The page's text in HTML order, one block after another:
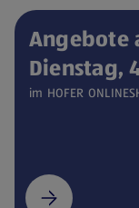
Verfügbar seit 04.08.2026
ONLINESHOP
Angebote
Dienstag,
im HOFER